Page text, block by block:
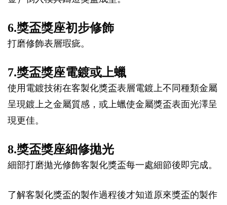
6.獎盃獎座初步修飾
打磨修飾表層瑕疵。
7.獎盃獎座電鍍或上蠟
使用電鍍技術在客製化獎盃表層電鍍上不同種類金屬
呈現鍍上之金屬質感，或上蠟使金屬獎盃表面光澤呈
現更佳。
8.獎盃獎座細修拋光
細部打磨拋光修飾客製化獎盃每一處細節後即完成。
了解客製化獎盃的製作過程後才知道原來獎盃的製作